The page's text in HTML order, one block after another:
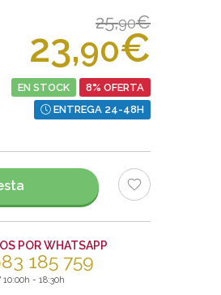
25,90€
23,90€
EN STOCK
8% OFERTA
ENTREGA 24-48H
POR WHATSAPP
185 759
10:00h - 18:30h